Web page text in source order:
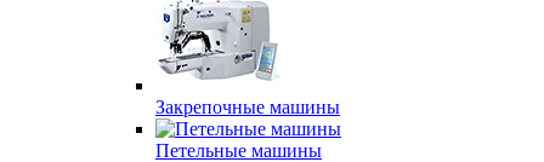
Закрепочные машины
Петельные машины